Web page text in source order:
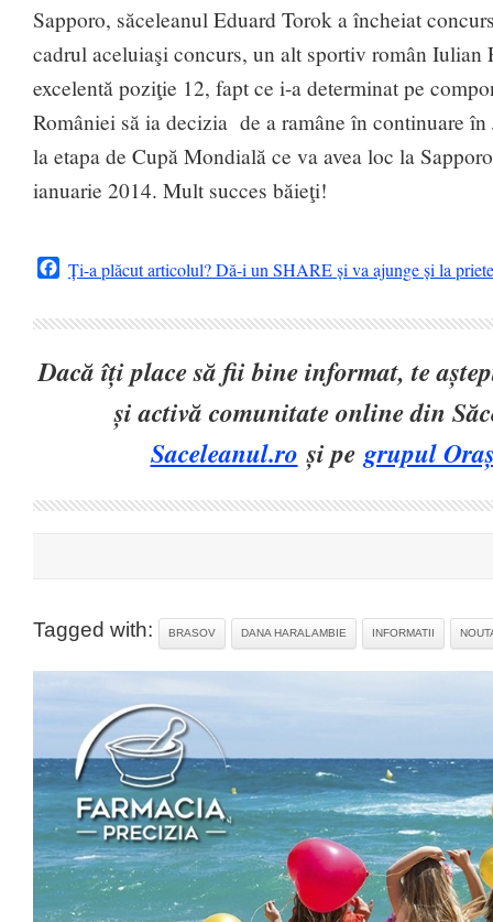
Sapporo, săceleanul Eduard Torok a încheiat
cadrul aceluiaşi concurs, un alt sportiv român Iulian
excelentă poziţie 12, fapt ce i-a determinat pe
României să ia decizia de a ramâne în continuare
la etapa de Cupă Mondială ce va avea loc la
ianuarie 2014. Mult succes băieţi!
Facebook
Ți-a plăcut articolul? Dă-i un SHARE și va ajunge și la
Dacă îți place să fii bine informat, te
și activă comunitate online din
Saceleanul.ro și pegrupul
Tagged with: BRASOV DANA HARALAMBIE INFORMATII